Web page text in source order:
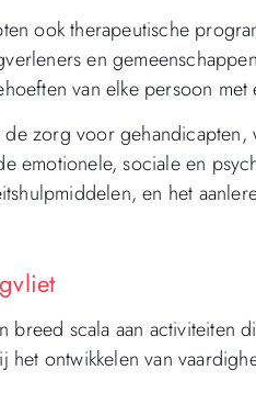
ook therapeutische
en
van elke persoon met
zorg voor gehandicapten,
emotionele, sociale en
en het
breed scala aan activiteiten
het ontwikkelen van